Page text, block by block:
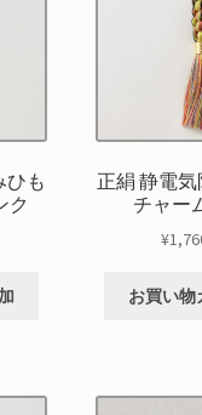
ひも
ク
正絹 静電
チャ
¥
お買い物